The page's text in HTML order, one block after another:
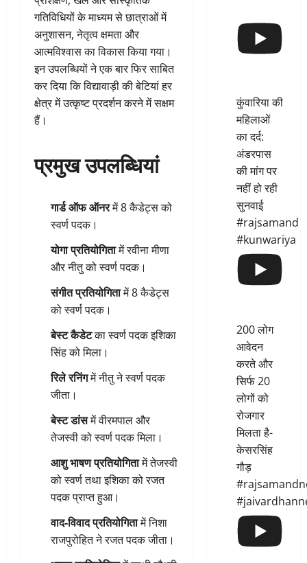
गतिविधियों के माध्यम से छात्राओं में
अनुशासन, नेतृत्व क्षमता और
आत्मविश्वास का विकास किया गया।
इन उपलब्धियों ने एक बार फिर साबित
कर दिया कि विद्यावाड़ी की बेटियां हर
क्षेत्र में उत्कृष्ट प्रदर्शन करने में सक्षम
हैं।
प्रमुख उपलब्धियां
गार्ड ऑफ ऑनरमें 8 कैडेट्स को
स्वर्ण पदक।
योगा प्रतियोगितामें रवीना मीणा
और नीतु को स्वर्ण पदक।
संगीत प्रतियोगितामें 8 कैडेट्स
को स्वर्ण पदक।
बेस्ट कैडेटका स्वर्ण पदक इशिका
सिंह को मिला।
रिले रनिंगमें नीतु ने स्वर्ण पदक
जीता।
बेस्ट डांसमें वीरमपाल और
तेजस्वी को स्वर्ण पदक मिला।
आशु भाषण प्रतियोगितामें तेजस्वी
को स्वर्ण तथा इशिका को रजत
पदक प्राप्त हुआ।
वाद-विवाद प्रतियोगितामें निशा
राजपुरोहित ने रजत पदक जीता।
कुंवारिया की
महिलाओं
का दर्द:
अंडरपास
की मांग पर
नहीं हो रही
सुनवाई
#rajsamand
#kunwariya
200 लोग
आवेदन
करते और
सिर्फ 20
लोगों को
रोजगार
मिलता है-
केसरसिंह
गौड़